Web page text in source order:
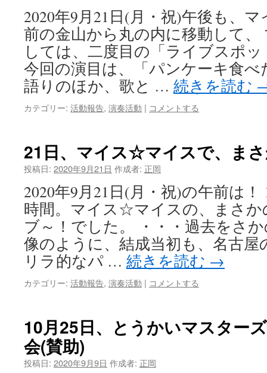
2020年9月21日(月・祝)午後も、
前の金山から丸の内に移動して
しては、二度目の「ライブスポ
今回の演目は、「パンケーキ食
語りのほか、歌と … 続きを読む
カテゴリー: 活動報告, 演奏活動 | コメントする
21日、マイス☆マイスで、ま
投稿日: 2020年9月21日 作成者: 正岡
2020年9月21日(月・祝)の午前は
時間。マイス☆マイスの、まさか
ブ～！でした。 ・・・過去をさ
像のように、結成当初も、名古屋
リラ的なパ … 続きを読む →
カテゴリー: 活動報告, 演奏活動 | コメントする
10月25日、とうかいマスター
会(賛助)
投稿日: 2020年9月9日 作成者: 正岡